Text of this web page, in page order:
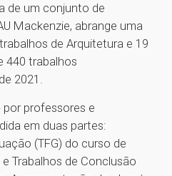
de um conjunto de
Mackenzie, abrange uma
de Arquitetura e 19
440 trabalhos
2021.
professores e
em duas partes:
(TFG) do curso de
Trabalhos de Conclusão